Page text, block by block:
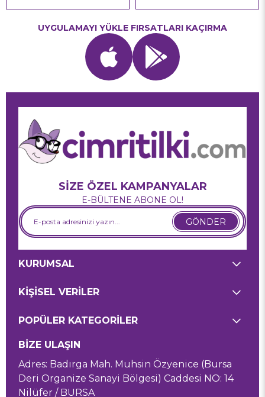
UYGULAMAYI YÜKLE FIRSATLARI KAÇIRMA
SİZE ÖZEL KAMPANYALAR
E-BÜLTENE ABONE OL!
GÖNDER
KURUMSAL
KİŞİSEL VERİLER
POPÜLER KATEGORİLER
BİZE ULAŞIN
Adres: Badırga Mah. Muhsin Özyenice (Bursa
Deri Organize Sanayi Bölgesi) Caddesi NO: 14
Nilüfer / BURSA